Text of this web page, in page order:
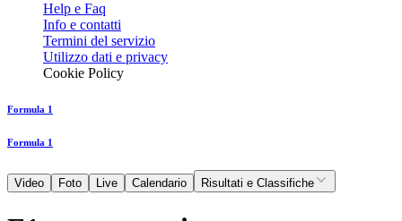
Help e Faq
Info e contatti
Termini del servizio
Utilizzo dati e privacy
Cookie Policy
Formula 1
Formula 1
Video Foto Live Calendario Risultati e Classifiche